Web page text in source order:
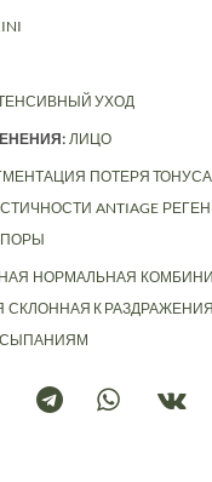
УХОД
ЛИЦО
ПОТЕРЯ ТОНУСА
ANTIAGE
НОРМАЛЬНАЯ
СКЛОННАЯ К